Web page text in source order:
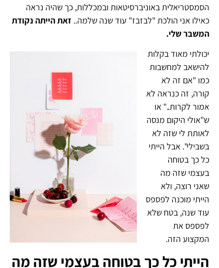
הסמסטריאלית באוניברסיטאות ובמכללות, כך שהיה נראה
כאילו אני הולכת "לבזבז" עוד שנה שלמה.. זאת הייתה נקודת
המשבר שלי.
יכולתי מאוד בקלות
להישאב למחשבות
כמו "אם זה לא
קורה, זה כנראה לא
אמור לקרות.." או
ש"אולי היקום מנסה
לאותת לי שזה לא
בשבילי". אבל הייתי
כל כך בטוחה
בעצמי שזה מה
שאני רוצה, ולא
הייתי מוכנה לפספס
עוד שנה, בטח שלא
לפספס את
המקצוע הזה.
הייתי כל כך בטוחה בעצמי שזה מה